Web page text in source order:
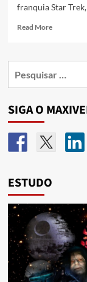
franquia Star
Read More
SIGA O
ESTUDO